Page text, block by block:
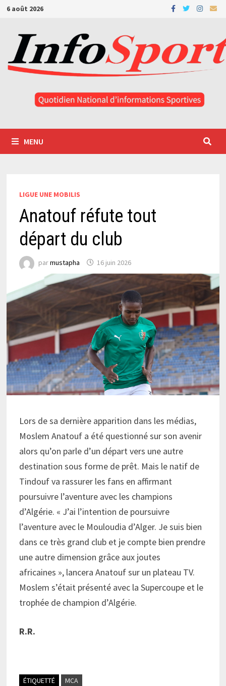
Passer
contenu
6 août 2026
MENU
LIGUE UNE MOBILIS
Anatouf réfute tout
départ du club
parmustapha 16 juin 2026
Lors de sa dernière apparition dans les médias,
Moslem Anatouf a été questionné sur son avenir
alors qu’on parle d’un départ vers une autre
destination sous forme de prêt. Mais le natif de
Tindouf va rassurer les fans en affirmant
poursuivre l’aventure avec les champions
d’Algérie. « J’ai l’intention de poursuivre
l’aventure avec le Mouloudia d’Alger. Je suis bien
dans ce très grand club et je compte bien prendre
une autre dimension grâce aux joutes
africaines », lancera Anatouf sur un plateau TV.
Moslem s’était présenté avec la Supercoupe et le
trophée de champion d’Algérie.
R.R.
ÉTIQUETTÉ MCA